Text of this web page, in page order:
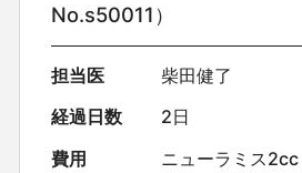
No.s50011）
担当医
柴田健了
経過日数
2日
費用
ニューラミス